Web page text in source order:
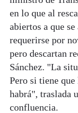
en lo que al
abiertos a que
requerirse por
pero descartan
Sánchez. "La
Pero si tiene que
habrá", traslada
confluencia.